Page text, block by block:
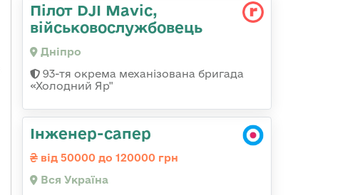
Пілот DJI Mavic,
військовослужбовець
Дніпро
93-тя окрема механізована бригада
«Холодний Яр"
Інженер-сапер
від 50000 до 120000 грн
Вся Україна